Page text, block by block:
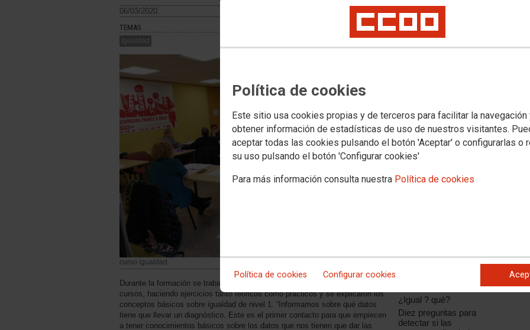
Política de cookies
Este sitio usa cookies propias y de terceros para facilitar la navegación
obtener información de estadísticas de uso de nuestros visitantes.
aceptar todas las cookies pulsando el botón 'Aceptar' o configurarlas o
su uso pulsando el botón 'Configurar cookies'
Para más información consulta nuestra Política de cookies
Política de cookies Configurar cookies
06/03/2020.
TEMAS
Igualdad
curso igualdad
Durante la formación se trabajó en grupos, como habitualmente en estos
cursos, haciendo ejercicios tanto teóricos como prácticos y se explicaron los
conceptos básicos sobre igualdad de nivel 1. “Informamos sobre qué datos
tiene que llevar un diagnóstico. Este es el primer contacto para que empiecen
a tener conocimientos básicos sobre los datos que nos tienen que dar las
oportunidades de
IndustriAll, que diseña
¿Igual ? qué?
Diez preguntas para
detectar si las